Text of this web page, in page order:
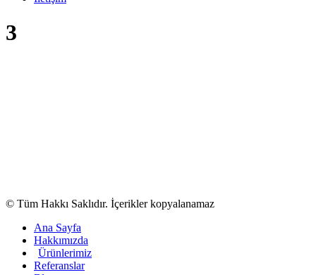
3
© Tüm Hakkı Saklıdır. İçerikler kopyalanamaz
Ana Sayfa
Hakkımızda
Ürünlerimiz
Referanslar